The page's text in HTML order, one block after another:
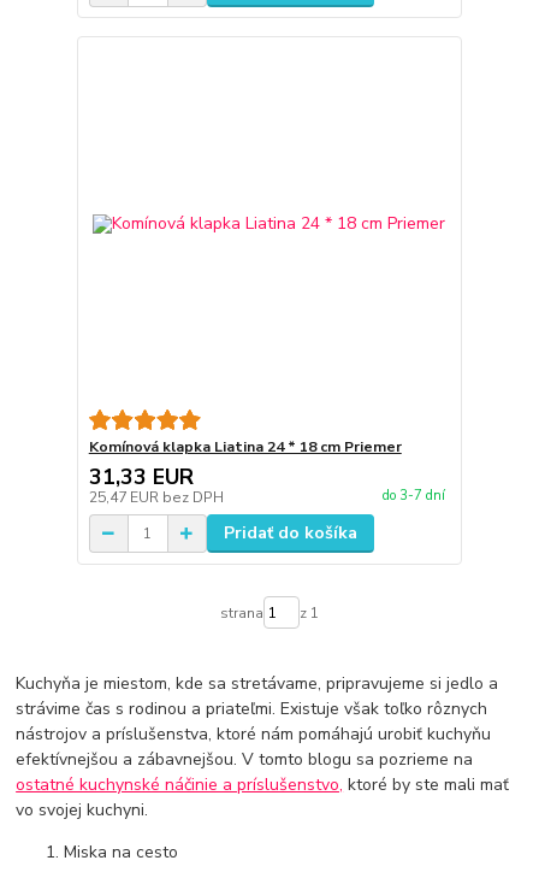
Komínová klapka Liatina 24 * 18 cm Priemer
31,33 EUR
25,47 EUR bez DPH do 3-7 dní
Pridať do košíka
strana z 1
Kuchyňa je miestom, kde sa stretávame, pripravujeme si jedlo a
strávime čas s rodinou a priateľmi. Existuje však toľko rôznych
nástrojov a príslušenstva, ktoré nám pomáhajú urobiť kuchyňu
efektívnejšou a zábavnejšou. V tomto blogu sa pozrieme na
ostatné kuchynské náčinie a príslušenstvo, ktoré by ste mali mať
vo svojej kuchyni.
Miska na cesto